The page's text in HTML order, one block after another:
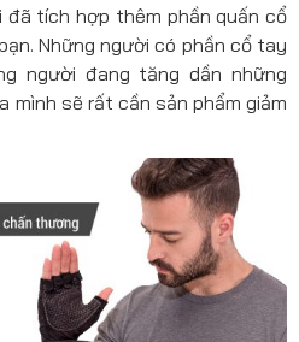
tích hợp thêm phần quấn cổ
Những người có phần cổ tay
người đang tăng dần những
mình sẽ rất cần sản phẩm giảm